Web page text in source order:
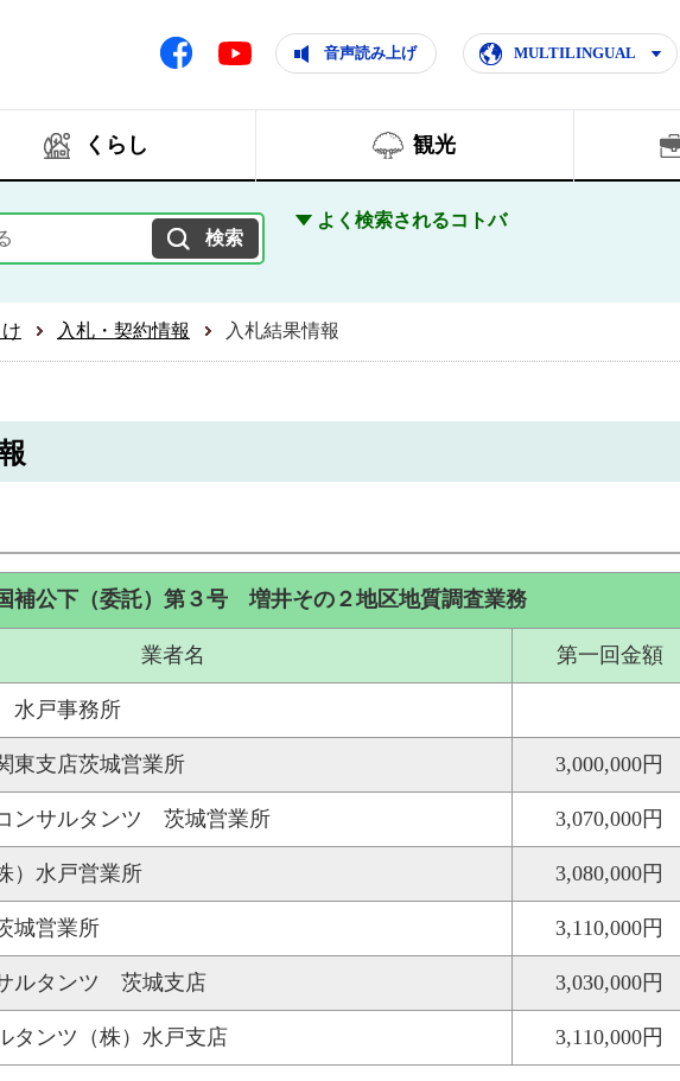
自然が響きあいともに輝く住みよいまち
Facebook Youtube 音声読み上げ MULTILINGUAL
くらし 観光
よく検索されるコトバ
入札・契約情報 入札結果情報
補公下（委託）第３号 増井その２地区地質調査業務
業者名 第一回金額
水戸事務所
東支店茨城営業所 3,000,000円
ンサルタンツ 茨城営業所 3,070,000円
）水戸営業所 3,080,000円
城営業所 3,110,000円
ルタンツ 茨城支店 3,030,000円
タンツ（株）水戸支店 3,110,000円